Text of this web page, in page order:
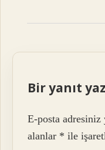
Bir yanıt
E-posta adresiniz
alanlar * ile